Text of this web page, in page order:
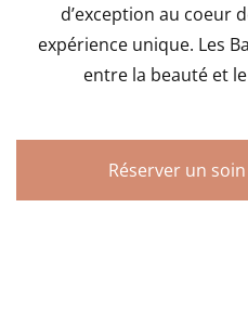
d’exception au coeur
expérience unique. Les
entre la beauté et
Réserver un